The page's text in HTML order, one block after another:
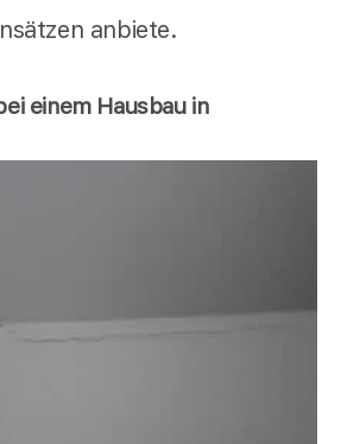
anbiete.
einem Hausbau in